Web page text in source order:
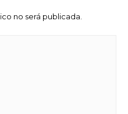
no será publicada.